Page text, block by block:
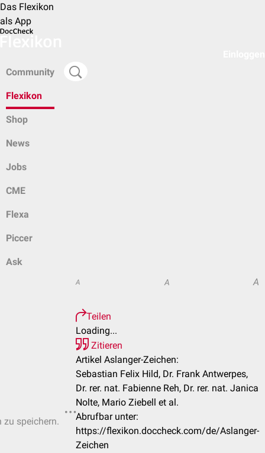
Das Flexikon
als App
Community
Flexikon
Shop
News
Jobs
CME
Flexa
Piccer
Ask
zu speichern.
A A A
Teilen
Loading...
Zitieren
Artikel Aslanger-Zeichen:
Sebastian Felix Hild, Dr. Frank Antwerpes,
Dr. rer. nat. Fabienne Reh, Dr. rer. nat. Janica
Nolte, Mario Ziebell et al.
Abrufbar unter:
https://flexikon.doccheck.com/de/Aslanger-
Zeichen